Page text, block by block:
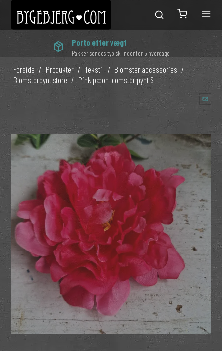
Porto efter vægt
Pakker sendes typisk indenfor 5 hverdage
Forside / Produkter / Tekstil / Blomster accessories /
Blomsterpynt store / Pink pæon blomster pynt S